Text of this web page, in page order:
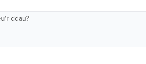
ddau?